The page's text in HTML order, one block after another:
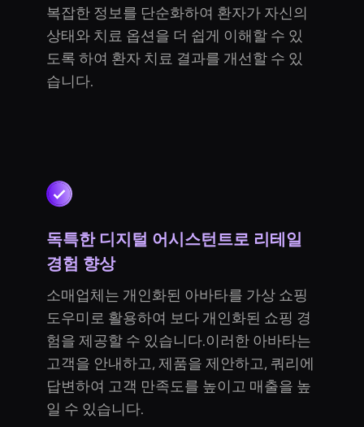
복잡한 정보를 단순화하여 환자가 자신의
상태와 치료 옵션을 더 쉽게 이해할 수 있
도록 하여 환자 치료 결과를 개선할 수 있
습니다.
독특한 디지털 어시스턴트로 리테일
경험 향상
소매업체는 개인화된 아바타를 가상 쇼핑
도우미로 활용하여 보다 개인화된 쇼핑 경
험을 제공할 수 있습니다.이러한 아바타는
고객을 안내하고, 제품을 제안하고, 쿼리에
답변하여 고객 만족도를 높이고 매출을 높
일 수 있습니다.